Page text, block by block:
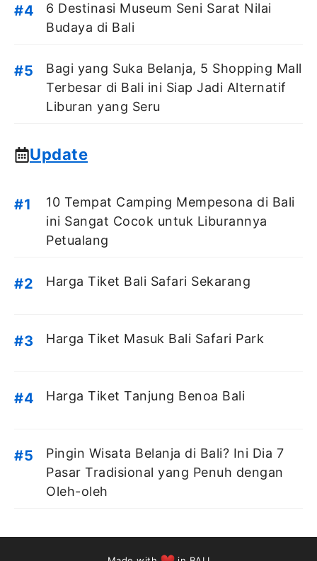
6 Destinasi Museum Seni Sarat Nilai
Budaya di Bali
Bagi yang Suka Belanja, 5 Shopping Mall
Terbesar di Bali ini Siap Jadi Alternatif
Liburan yang Seru
Update
10 Tempat Camping Mempesona di Bali
ini Sangat Cocok untuk Liburannya
Petualang
Harga Tiket Bali Safari Sekarang
Harga Tiket Masuk Bali Safari Park
Harga Tiket Tanjung Benoa Bali
Pingin Wisata Belanja di Bali? Ini Dia 7
Pasar Tradisional yang Penuh dengan
Oleh-oleh